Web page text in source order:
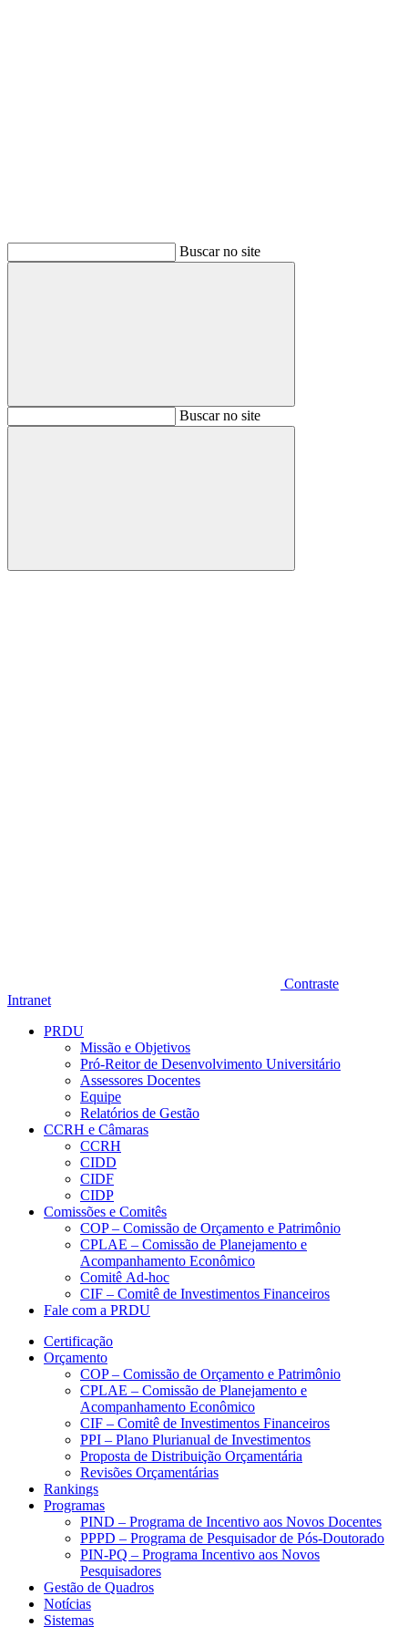
Buscar no site
BuscarBuscar no site
Buscar
Contraste
Intranet
PRDU
Missão e Objetivos
Pró-Reitor de Desenvolvimento Universitário
Assessores Docentes
Equipe
Relatórios de Gestão
CCRH e Câmaras
CCRH
CIDD
CIDF
CIDP
Comissões e Comitês
COP – Comissão de Orçamento e Patrimônio
CPLAE – Comissão de Planejamento e
Acompanhamento Econômico
Comitê Ad-hoc
CIF – Comitê de Investimentos Financeiros
Fale com a PRDU
Certificação
Orçamento
COP – Comissão de Orçamento e Patrimônio
CPLAE – Comissão de Planejamento e
Acompanhamento Econômico
CIF – Comitê de Investimentos Financeiros
PPI – Plano Plurianual de Investimentos
Proposta de Distribuição Orçamentária
Revisões Orçamentárias
Rankings
Programas
PIND – Programa de Incentivo aos Novos Docentes
PPPD – Programa de Pesquisador de Pós-Doutorado
PIN-PQ – Programa Incentivo aos Novos
Pesquisadores
Gestão de Quadros
Notícias
Sistemas